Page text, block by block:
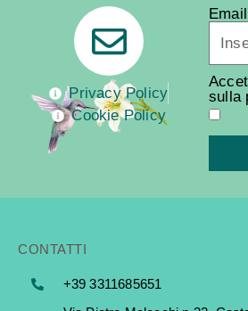
Privacy Policy
Cookie Policy
Email
sulla
CONTATTI
+39 3311685651